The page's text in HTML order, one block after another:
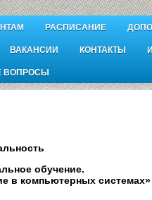
РАСПИСАНИЕ
ВАКАНСИИ КОНТАКТЫ
ВОПРОСЫ
обучение.
в компьютерных системах»